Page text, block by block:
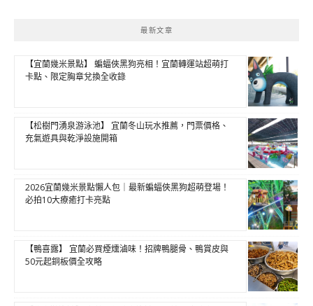
最新文章
【宜蘭幾米景點】 蝙蝠俠黑狗亮相！宜蘭轉運站超萌打
卡點、限定胸章兌換全收錄
【松樹門湧泉游泳池】 宜蘭冬山玩水推薦，門票價格、
充氣遊具與乾淨設施開箱
2026宜蘭幾米景點懶人包｜最新蝙蝠俠黑狗超萌登場！
必拍10大療癒打卡亮點
【鴨喜露】 宜蘭必買煙燻滷味！招牌鴨腿骨、鴨賞皮與
50元起銅板價全攻略